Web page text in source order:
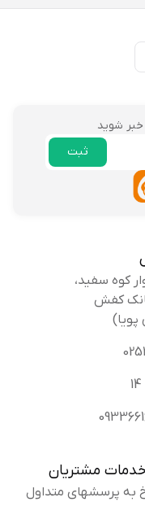
شوید
مشتریان
پرسشهای متداول